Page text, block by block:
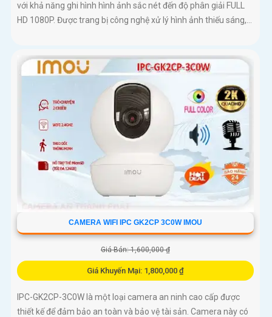
với khả năng ghi hình hình ảnh sắc nét đến độ phân giải FULL
HD 1080P. Được trang bị công nghệ xử lý hình ảnh thiếu sáng,...
CAMERA WIFI IPC GK2CP 3C0W IMOU
Giá Bán: 1,600,000 ₫
Giá Khuyến Mại: 1,800,000 ₫
IPC-GK2CP-3C0W là một loại camera an ninh cao cấp được
thiết kế để đảm bảo an toàn và bảo vệ tài sản. Camera này có